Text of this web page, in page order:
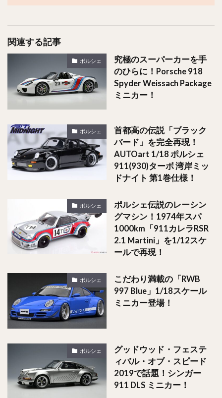
関連する記事
ポルシェ
究極のスーパーカーを手
のひらに！Porsche 918
Spyder Weissach Package
ミニカー！
ポルシェ
首都高の伝説「ブラック
バード」を完全再現！
AUTOart 1/18 ポルシェ
911(930)ターボ 湾岸ミッ
ドナイト 第1巻仕様！
ポルシェ
ポルシェ伝説のレーシン
グマシン！1974年スパ
1000km「911カレラRSR
2.1 Martini」を1/12スケ
ールで再現！
ポルシェ
こだわり満載の「RWB
997 Blue」1/18スケール
ミニカー登場！
ポルシェ
グッドウッド・フェステ
ィバル・オブ・スピード
2019で話題！シンガー
911 DLS ミニカー！